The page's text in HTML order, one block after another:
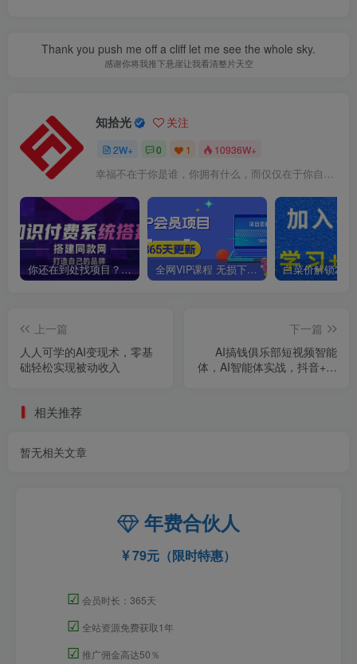
Thank you push me off a cliff let me see the whole sky.
感谢你将我推下悬崖让我看清整片天空
知拾光 关注
2W+ 0 1 10936W+
幸福不在于你是谁，你拥有什么，而仅仅在于你自己怎么看待
你还在到处找项目？还在当韭菜？我靠卖项目一个月收入5万+，曾经我也是个失败者。 全网VIP课程 无损下载~
上一篇
人人可学的AI变现术，零基
础轻松实现被动收入
下一篇
AI搞钱俱乐部短视频智能
体，AI智能体实战，抖音+小
相关推荐
暂无相关文章
年费合伙人
79元（限时特惠）
☑ 会员时长：365天
☑ 全站资源免费获取1年
☑ 推广佣金高达50％